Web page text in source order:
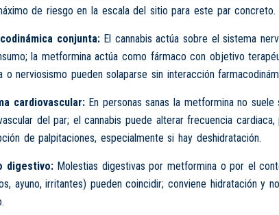
de riesgo en la escala del sitio para este par concreto.
conjunta:El cannabis actúa sobre el sistema
la metformina actúa como fármaco con objetivo
o nerviosismo pueden solaparse sin interacción
cardiovascular:En personas sanas la metformina no
del par; el cannabis puede alterar frecuencia
de palpitaciones, especialmente si hay deshidratación.
digestivo:Molestias digestivas por metformina o por el
ayuno, irritantes) pueden coincidir; conviene hidratación y